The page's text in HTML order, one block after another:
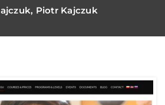
Piotr Kajczuk